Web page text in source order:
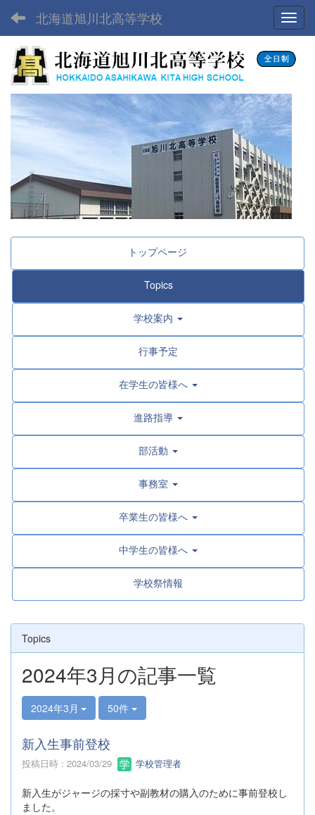
北海道旭川北高等学校
トップページ
Topics
学校案内
行事予定
在学生の皆様へ
進路指導
部活動
事務室
卒業生の皆様へ
中学生の皆様へ
学校祭情報
Topics
2024年3月の記事一覧
2024年3月 50件
新入生事前登校
投稿日時 : 2024/03/29 学校管理者
新入生がジャージの採寸や副教材の購入のために事前登校し
ました。